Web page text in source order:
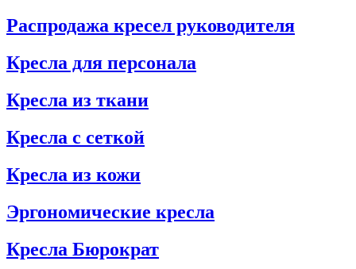
Распродажа кресел руководителя
Кресла для персонала
Кресла из ткани
Кресла с сеткой
Кресла из кожи
Эргономические кресла
Кресла Бюрократ